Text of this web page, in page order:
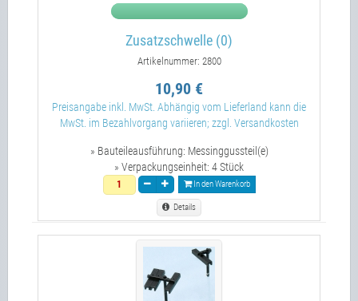
Zusatzschwelle (0)
Artikelnummer: 2800
10,90 €
Preisangabe inkl. MwSt. Abhängig vom Lieferland kann die
MwSt. im Bezahlvorgang variieren; zzgl. Versandkosten
» Bauteileausführung: Messinggussteil(e)
» Verpackungseinheit: 4 Stück
In den Warenkorb
Details